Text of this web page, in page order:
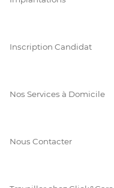
Inscription Candidat
Nos Services à Domicile
Nous Contacter